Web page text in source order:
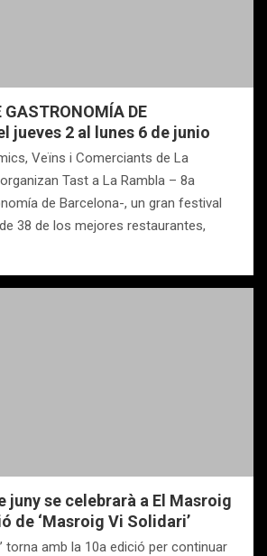
GASTRONOMÍA DE
jueves 2 al lunes 6 de junio
Veïns i Comerciants de La
Tast a La Rambla – 8a
de Barcelona-, un gran festival
38 de los mejores restaurantes,
juny se celebrarà a El Masroig
de ‘Masroig Vi Solidari’
torna amb la 10a edició per continuar